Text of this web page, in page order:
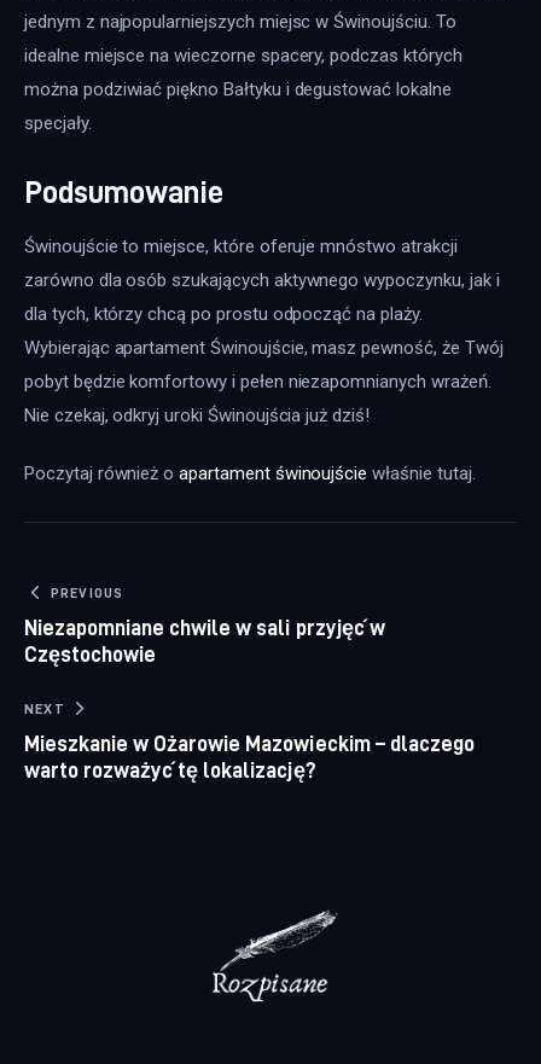
jednym z najpopularniejszych miejsc w Świnoujściu. To
idealne miejsce na wieczorne spacery, podczas których
można podziwiać piękno Bałtyku i degustować lokalne
specjały.
Podsumowanie
Świnoujście to miejsce, które oferuje mnóstwo atrakcji
zarówno dla osób szukających aktywnego wypoczynku, jak i
dla tych, którzy chcą po prostu odpocząć na plaży.
Wybierając apartament Świnoujście, masz pewność, że Twój
pobyt będzie komfortowy i pełen niezapomnianych wrażeń.
Nie czekaj, odkryj uroki Świnoujścia już dziś!
Poczytaj również o apartament świnoujście właśnie tutaj.
Nawigacja wpisu
PREVIOUS
Niezapomniane chwile w sali przyjęć w
Częstochowie
NEXT
Mieszkanie w Ożarowie Mazowieckim – dlaczego
warto rozważyć tę lokalizację?